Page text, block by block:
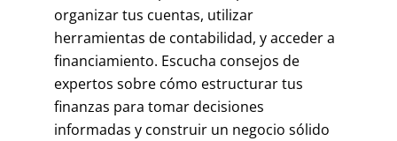
organizar tus cuentas, utilizar
herramientas de contabilidad, y acceder a
financiamiento. Escucha consejos de
expertos sobre cómo estructurar tus
finanzas para tomar decisiones
informadas y construir un negocio sólido